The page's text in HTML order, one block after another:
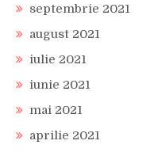
septembrie 2021
august 2021
iulie 2021
iunie 2021
mai 2021
aprilie 2021